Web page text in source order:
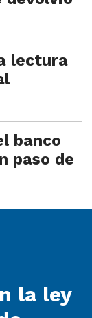
lectura
banco
paso de
la ley